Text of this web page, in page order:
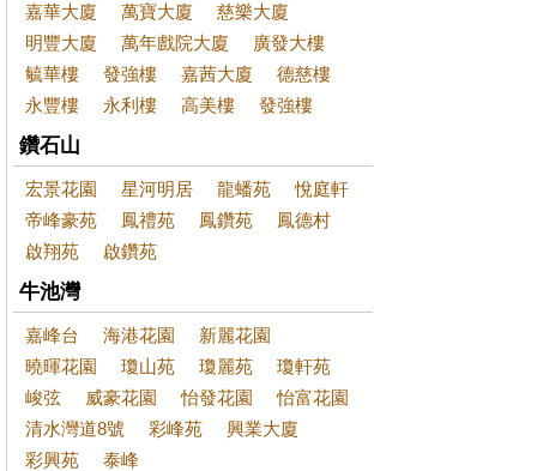
嘉華大廈
萬寶大廈
慈樂大廈
明豐大廈
萬年戲院大廈
廣發大樓
毓華樓
發強樓 嘉茜大廈
德慈樓
永豐樓
永利樓 高美樓 發強樓
鑽石山
宏景花園 星河明居 龍蟠苑
悅庭軒
帝峰豪苑
鳳禮苑 鳳鑽苑
鳳德村
啟翔苑
啟鑽苑
牛池灣
嘉峰台 海港花園
新麗花園
曉暉花園
瓊山苑 瓊麗苑
瓊軒苑
峻弦
威豪花園 怡發花園
怡富花園
清水灣道8號
彩峰苑
興業大廈
彩興苑
泰峰